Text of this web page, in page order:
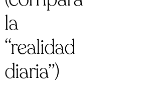
la
“realidad
diaria”)